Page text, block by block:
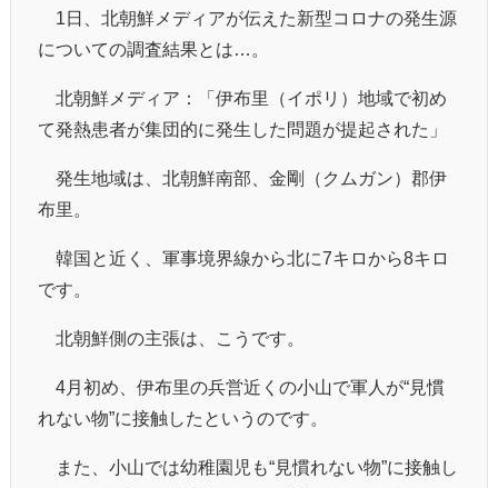
1日、北朝鮮メディアが伝えた新型コロナの発生源
についての調査結果とは…。
北朝鮮メディア：「伊布里（イポリ）地域で初め
て発熱患者が集団的に発生した問題が提起された」
発生地域は、北朝鮮南部、金剛（クムガン）郡伊
布里。
韓国と近く、軍事境界線から北に7キロから8キロ
です。
北朝鮮側の主張は、こうです。
4月初め、伊布里の兵営近くの小山で軍人が“見慣
れない物”に接触したというのです。
また、小山では幼稚園児も“見慣れない物”に接触し